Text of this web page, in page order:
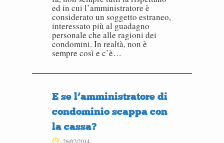
ed in cui l’amministratore è
considerato un soggetto estraneo,
interessato più al guadagno
personale che alle ragioni dei
condomini. In realtà, non è
sempre così e c’è…
E se l’amministratore di
condominio scappa con
la cassa?
26/02/2014